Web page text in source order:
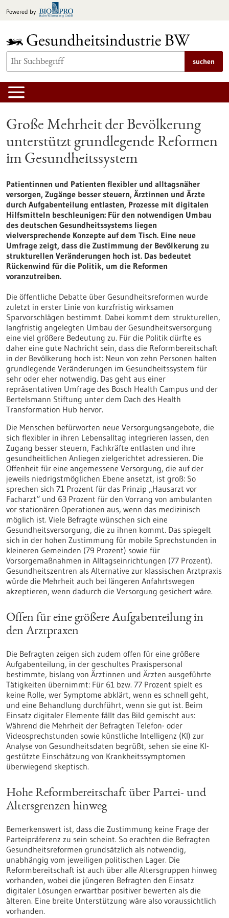
Inhalt
Powered by
suchen
Große Mehrheit der Bevölkerung
unterstützt grundlegende Reformen
im Gesundheitssystem
Patientinnen und Patienten flexibler und alltagsnäher
versorgen, Zugänge besser steuern, Ärztinnen und Ärzte
durch Aufgabenteilung entlasten, Prozesse mit digitalen
Hilfsmitteln beschleunigen: Für den notwendigen Umbau
des deutschen Gesundheitssystems liegen
vielversprechende Konzepte auf dem Tisch. Eine neue
Umfrage zeigt, dass die Zustimmung der Bevölkerung zu
strukturellen Veränderungen hoch ist. Das bedeutet
Rückenwind für die Politik, um die Reformen
voranzutreiben.
Die öffentliche Debatte über Gesundheitsreformen wurde
zuletzt in erster Linie von kurzfristig wirksamen
Sparvorschlägen bestimmt. Dabei kommt dem strukturellen,
langfristig angelegten Umbau der Gesundheitsversorgung
eine viel größere Bedeutung zu. Für die Politik dürfte es
daher eine gute Nachricht sein, dass die Reformbereitschaft
in der Bevölkerung hoch ist: Neun von zehn Personen halten
grundlegende Veränderungen im Gesundheitssystem für
sehr oder eher notwendig. Das geht aus einer
repräsentativen Umfrage des Bosch Health Campus und der
Bertelsmann Stiftung unter dem Dach des Health
Transformation Hub hervor.
Die Menschen befürworten neue Versorgungsangebote, die
sich flexibler in ihren Lebensalltag integrieren lassen, den
Zugang besser steuern, Fachkräfte entlasten und ihre
gesundheitlichen Anliegen zielgerichtet adressieren. Die
Offenheit für eine angemessene Versorgung, die auf der
jeweils niedrigstmöglichen Ebene ansetzt, ist groß: So
sprechen sich 71 Prozent für das Prinzip „Hausarzt vor
Facharzt“ und 63 Prozent für den Vorrang von ambulanten
vor stationären Operationen aus, wenn das medizinisch
möglich ist. Viele Befragte wünschen sich eine
Gesundheitsversorgung, die zu ihnen kommt. Das spiegelt
sich in der hohen Zustimmung für mobile Sprechstunden in
kleineren Gemeinden (79 Prozent) sowie für
Vorsorgemaßnahmen in Alltagseinrichtungen (77 Prozent).
Gesundheitszentren als Alternative zur klassischen Arztpraxis
würde die Mehrheit auch bei längeren Anfahrtswegen
akzeptieren, wenn dadurch die Versorgung gesichert wäre.
Offen für eine größere Aufgabenteilung in
den Arztpraxen
Die Befragten zeigen sich zudem offen für eine größere
Aufgabenteilung, in der geschultes Praxispersonal
bestimmte, bislang von Ärztinnen und Ärzten ausgeführte
Tätigkeiten übernimmt: Für 61 bzw. 77 Prozent spielt es
keine Rolle, wer Symptome abklärt, wenn es schnell geht,
und eine Behandlung durchführt, wenn sie gut ist. Beim
Einsatz digitaler Elemente fällt das Bild gemischt aus:
Während die Mehrheit der Befragten Telefon- oder
Videosprechstunden sowie künstliche Intelligenz (KI) zur
Analyse von Gesundheitsdaten begrüßt, sehen sie eine KI-
gestützte Einschätzung von Krankheitssymptomen
überwiegend skeptisch.
Hohe Reformbereitschaft über Partei- und
Altersgrenzen hinweg
Bemerkenswert ist, dass die Zustimmung keine Frage der
Parteipräferenz zu sein scheint. So erachten die Befragten
Gesundheitsreformen grundsätzlich als notwendig,
unabhängig vom jeweiligen politischen Lager. Die
Reformbereitschaft ist auch über alle Altersgruppen hinweg
vorhanden, wobei die jüngeren Befragten den Einsatz
digitaler Lösungen erwartbar positiver bewerten als die
älteren. Eine breite Unterstützung wäre also voraussichtlich
vorhanden.